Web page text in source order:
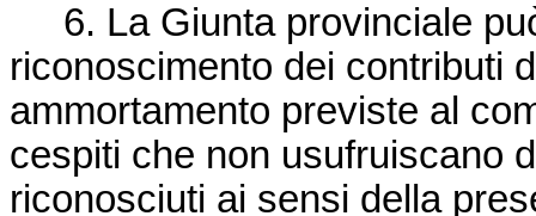
6. La Giunta provinciale
riconoscimento dei contributi
ammortamento previste al
cespiti che non usufruiscano
riconosciuti ai sensi della